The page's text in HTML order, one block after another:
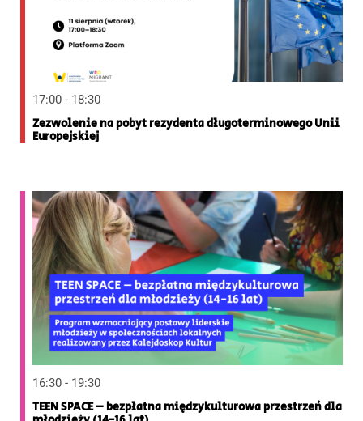
17:00 - 18:30
Zezwolenie na pobyt rezydenta długoterminowego Unii
Europejskiej
16:30 - 19:30
TEEN SPACE – bezpłatna międzykulturowa przestrzeń dla